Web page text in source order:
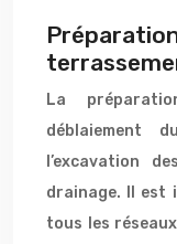
La
déblaiement
l’excavation
drainage. Il est
tous les